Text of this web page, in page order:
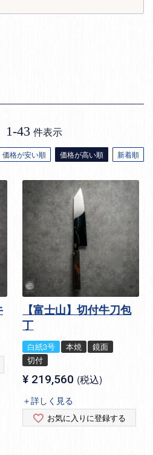
価格が安い順 価格が高い順 新着順
1-43 件表示
【富士山】切付牛刀包
丁
白紙3号 本焼
鏡面
切付
¥ 219,560 税込
＋詳しく見る
お気に入りに登録する